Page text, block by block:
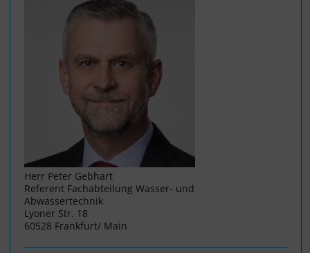
Herr Peter Gebhart
Referent Fachabteilung Wasser- und
Abwassertechnik
Lyoner Str. 18
60528 Frankfurt/ Main